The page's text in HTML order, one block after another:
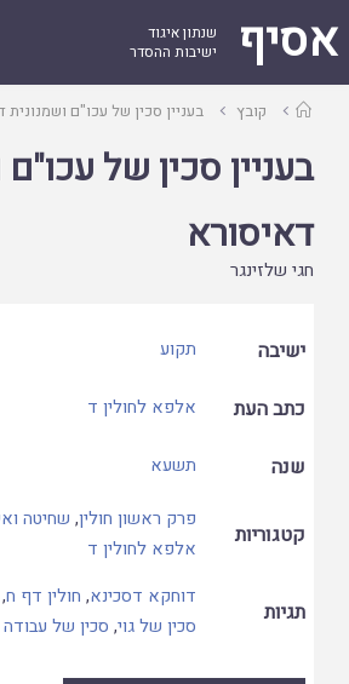
אסיף
שנתון איגוד
ישיבות ההסדר
עמודקובץ בעניין סכין של עכו"ם ושמנונית
בעניין סכין של
דאיסורא
חגי שלזינגר
ישיבה תקוע
כתב העת אלפא לחולין ד
שנה תשעא
קטגוריות
פרק ראשון חולין, שחיטה
אלפא לחולין ד
תגיות
דוחקא דסכינא, חולין דף ח,
סכין של גוי, סכין של